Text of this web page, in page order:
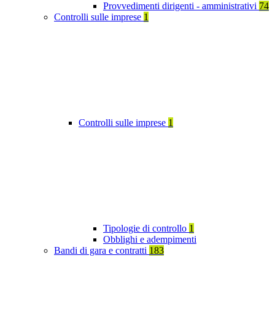
Provvedimenti dirigenti - amministrativi 74
Controlli sulle imprese 1
Controlli sulle imprese 1
Tipologie di controllo 1
Obblighi e adempimenti
Bandi di gara e contratti 183